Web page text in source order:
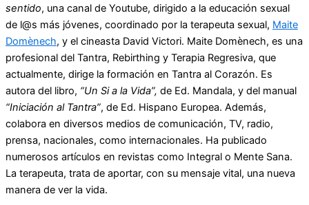
sentido, una canal de Youtube, dirigido a la educación sexual
de l@s más jóvenes, coordinado por la terapeuta sexual, Maite
Domènech, y el cineasta David Victori. Maite Domènech, es una
profesional del Tantra, Rebirthing y Terapia Regresiva, que
actualmente, dirige la formación en Tantra al Corazón. Es
autora del libro, “Un Si a la Vida”, de Ed. Mandala, y del manual
“Iniciación al Tantra”, de Ed. Hispano Europea. Además,
colabora en diversos medios de comunicación, TV, radio,
prensa, nacionales, como internacionales. Ha publicado
numerosos artículos en revistas como Integral o Mente Sana.
La terapeuta, trata de aportar, con su mensaje vital, una nueva
manera de ver la vida.